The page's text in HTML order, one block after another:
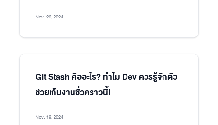
Nov. 22, 2024
Git Stash คืออะไร? ทำไม Dev ควรรู้จักตัว
ช่วยเก็บงานชั่วคราวนี้!
Nov. 19, 2024